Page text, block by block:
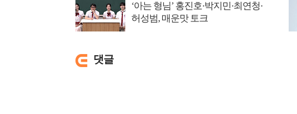
‘아는 형님’ 홍진호·박지민·최연청·
허성범, 매운맛 토크
댓글